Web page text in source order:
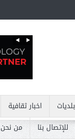
بلديات اخبار ثقافية
للإتصال بنا من نحن